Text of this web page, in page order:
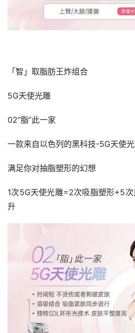
「智」取脂肪王炸组合
5G天使光雕
02“脂”此一家
一款来自以色列的黑科技-5G天使
满足你对抽脂塑形的幻想
1次5G天使光雕=2次吸脂塑形+5
升